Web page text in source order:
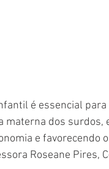
é essencial
materna dos surdos,
e favorecendo
Roseane Pires,